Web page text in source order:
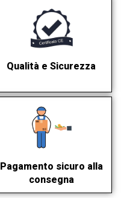
Qualità e Sicurezza
Pagamento sicuro alla
consegna